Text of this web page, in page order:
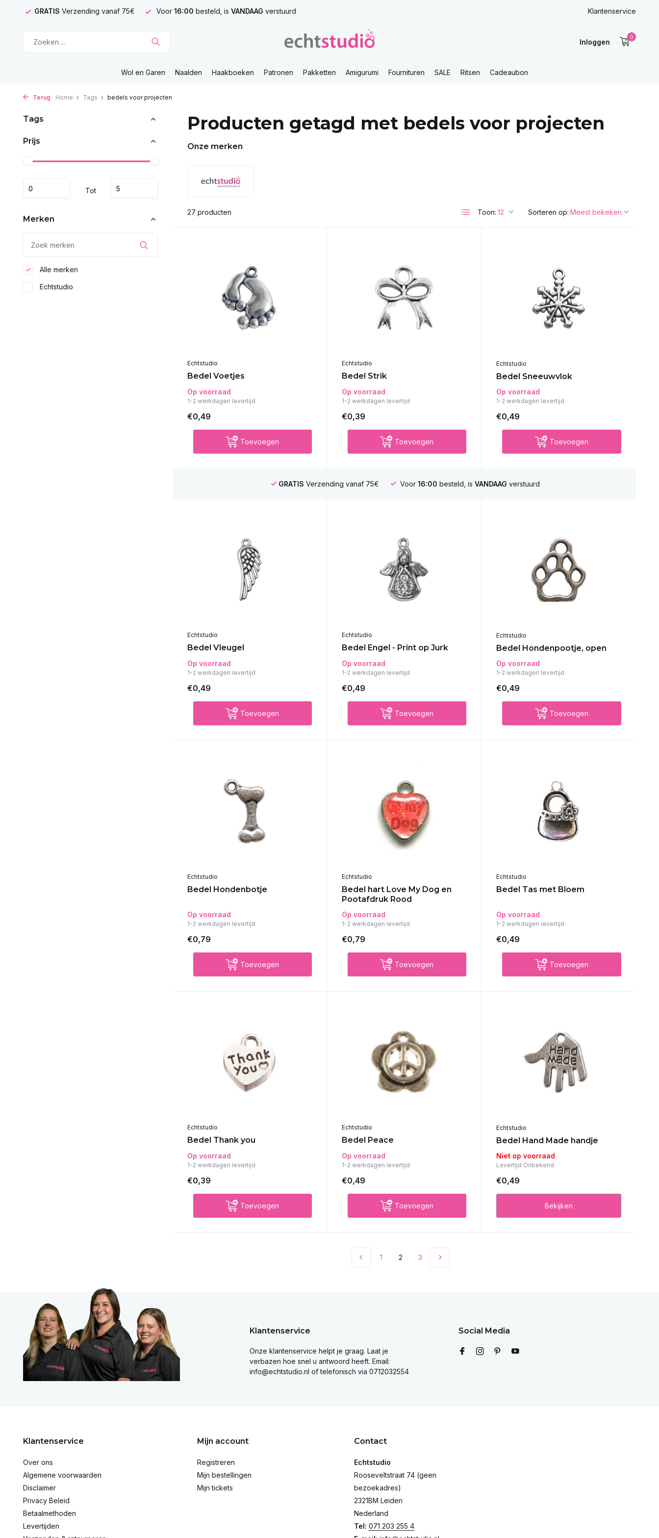
GRATIS Verzending vanaf 75€ Voor 16:00 besteld, is VANDAAG verstuurd Klantenservice
Inloggen
0
Wol en Garen Naalden Haakboeken Patronen Pakketten Amigurumi Fournituren SALE Ritsen Cadeaubon
Terug Home Tags bedels voor projecten
Tags
Prijs
Tot
Merken
Alle merken
Echtstudio
Producten getagd met bedels voor projecten
Onze merken
27 producten Toon: Sorteren op:
Echtstudio
Bedel Voetjes
Op voorraad
1-2 werkdagen levertijd
€0,49
Toevoegen
Echtstudio
Bedel Strik
Op voorraad
1-2 werkdagen levertijd
€0,39
Toevoegen
Echtstudio
Bedel Sneeuwvlok
Op voorraad
1-2 werkdagen levertijd
€0,49
Toevoegen
GRATIS Verzending vanaf 75€ Voor 16:00 besteld, is VANDAAG verstuurd
Echtstudio
Bedel Vleugel
Op voorraad
1-2 werkdagen levertijd
€0,49
Toevoegen
Echtstudio
Bedel Engel - Print op Jurk
Op voorraad
1-2 werkdagen levertijd
€0,49
Toevoegen
Echtstudio
Bedel Hondenpootje, open
Op voorraad
1-2 werkdagen levertijd
€0,49
Toevoegen
Echtstudio
Bedel Hondenbotje
Op voorraad
1-2 werkdagen levertijd
€0,79
Toevoegen
Echtstudio
Bedel hart Love My Dog en
Pootafdruk Rood
Op voorraad
1-2 werkdagen levertijd
€0,79
Toevoegen
Echtstudio
Bedel Tas met Bloem
Op voorraad
1-2 werkdagen levertijd
€0,49
Toevoegen
Echtstudio
Bedel Thank you
Op voorraad
1-2 werkdagen levertijd
€0,39
Toevoegen
Echtstudio
Bedel Peace
Op voorraad
1-2 werkdagen levertijd
€0,49
Toevoegen
Echtstudio
Bedel Hand Made handje
Niet op voorraad
Levertijd Onbekend
€0,49
Bekijken
1 2 3
Klantenservice
Onze klantenservice helpt je graag. Laat je
verbazen hoe snel u antwoord heeft. Email:
info@echtstudio.nl of telefonisch via 0712032554
Social Media
Klantenservice
Over ons
Algemene voorwaarden
Disclaimer
Privacy Beleid
Betaalmethoden
Levertijden
Mijn account
Registreren
Mijn bestellingen
Mijn tickets
Contact
Echtstudio
Rooseveltstraat 74 (geen
bezoekadres)
2321BM Leiden
Nederland
Tel: 071 203 255 4